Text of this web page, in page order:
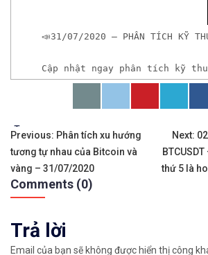
📣31/07/2020 – PHÂN TÍCH KỸ
Cập nhật ngay phân tích kỹ
𝘟𝘦𝘮 𝘤𝘩𝘪 𝘵𝘪ế𝘵: https://
✨🏆𝐗𝐨á 𝐛ỏ 𝐥𝐨 𝐥ắ𝐧𝐠 𝐤𝐡𝐢 𝐭𝐡𝐚𝐦 𝐠𝐢𝐚
✅𝘔ở 𝘵à𝘪 𝘬𝘩𝘰ả𝘯 𝘵𝘳ê𝘯 𝘴à𝘯
✅𝘔ở 𝘵à𝘪 𝘬𝘩𝘰ả𝘯 𝘵𝘳ê𝘯 𝘴à𝘯
✅𝘔ở 𝘵à𝘪 𝘬𝘩𝘰ả𝘯 𝘵𝘳ê𝘯 𝘴à𝘯
Tags:
Điều
hướng
bài
viết
Previous: Phân tích xu hướng
tương tự nhau của Bitcoin và
vàng – 31/07/2020
Next:
thứ 5 là
Comments (0)
Trả lời
Email của bạn sẽ không được hiển thị công